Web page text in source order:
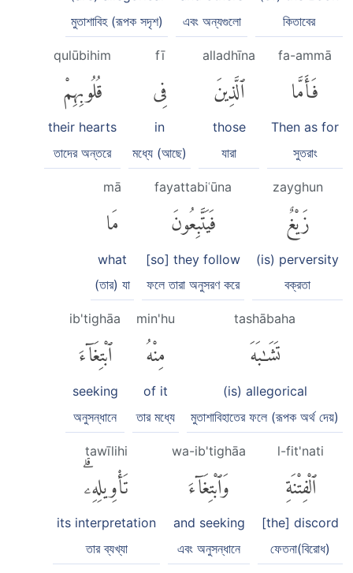
কিতাবের
এবং অন্যগুলো
মুতাশাবিহ (রূপক সদৃশ)
fa-ammā
فَأَمَّا
Then as for
সুতরাং
alladhīna
ٱلَّذِينَ
those
যারা
fī
فِى
in
মধ্যে (আছে)
qulūbihim
قُلُوبِهِمْ
their hearts
তাদের অন্তরে
zayghun
زَيْغٌ
(is) perversity
বক্রতা
fayattabiʿūna
فَيَتَّبِعُونَ
[so] they follow
ফলে তারা অনুসরণ করে
mā
مَا
what
(তার) যা
tashābaha
تَشَٰبَهَ
(is) allegorical
মুতাশাবিহাতের ফলে (রূপক অর্থ দেয়)
min'hu
مِنْهُ
of it
তার মধ্যে
ib'tighāa
ٱبْتِغَآءَ
seeking
অনুসন্ধানে
l-fit'nati
ٱلْفِتْنَةِ
[the] discord
ফেতনা(বিরোধ)
wa-ib'tighāa
وَٱبْتِغَآءَ
and seeking
এবং অনুসন্ধানে
tawīlihi
تَأْوِيلِهِۦۗ
its interpretation
তার ব্যখ্যা